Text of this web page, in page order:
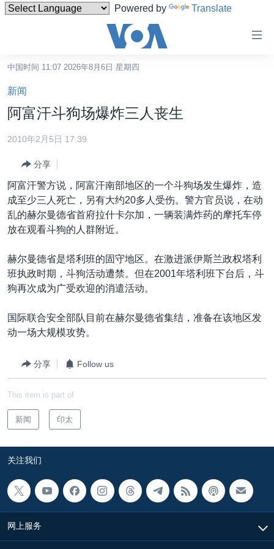
Powered by Translate
碍
链
接
跳
转
容
跳
转
跳
转
检
索
港澳
国际
最新国际新闻
印太
中东
欧洲
美洲
分类新闻
经济·金融·贸易
人权·法律·宗教
科教·文娱·体健
劳工
美中关系
热点专题
白宫要闻
美中关系
埃博拉疫情
重要讲话与声明
南中国海争端
关注西藏
关注新疆
GEN Z 看美国
VOA视频
中文广播
中国时间 11:07 2026年8月6日 星期四
新闻
阿富汗斗狗场爆炸三人丧生
2010年2月5日 17:39
分享
阿富汗警方说，阿富汗南部地区的一个斗狗场发生爆炸，造
成至少三人死亡，另有大约20多人受伤。警方官员说，在动
乱的赫尔曼德省首府拉什卡尔加，一辆装满炸药的摩托车停
放在观看斗狗的人群附近。
赫尔曼德省是塔利班的固守地区。在激进派伊斯兰政权塔利
班执政时期，斗狗活动遭禁。但在2001年塔利班下台后，斗
狗再次成为广受欢迎的消遣活动。
国际联合安全部队目前在赫尔曼德省集结，准备在该地区发
动一场大规模攻势。
分享 Follow us
This item is part of
新闻 印太
关注我们
网上服务